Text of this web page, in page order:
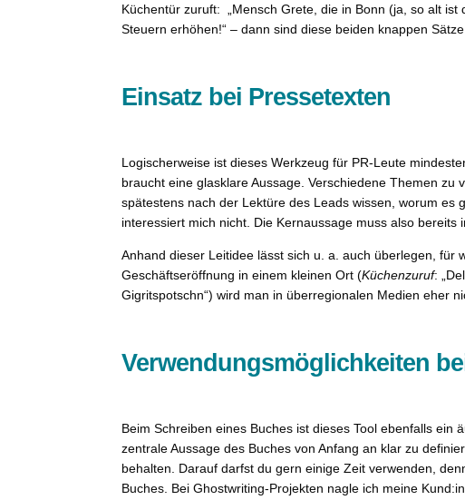
Küchentür zuruft: „Mensch Grete, die in Bonn (ja, so alt
Steuern erhöhen!“ – dann sind diese beiden knappen
Einsatz bei Pressetexten
Logischerweise ist dieses Werkzeug für PR-Leute
braucht eine glasklare Aussage. Verschiedene Themen
spätestens nach der Lektüre des Leads wissen, worum
interessiert mich nicht. Die Kernaussage muss also bereits
Anhand dieser Leitidee lässt sich u. a. auch überlegen,
Geschäftseröffnung in einem kleinen Ort (Küchenzuruf:
Gigritspotschn“) wird man in überregionalen Medien eher
Verwendungsmöglichkeiten
Beim Schreiben eines Buches ist dieses Tool ebenfalls
zentrale Aussage des Buches von Anfang an klar zu
behalten. Darauf darfst du gern einige Zeit verwenden,
Buches. Bei Ghostwriting-Projekten nagle ich meine